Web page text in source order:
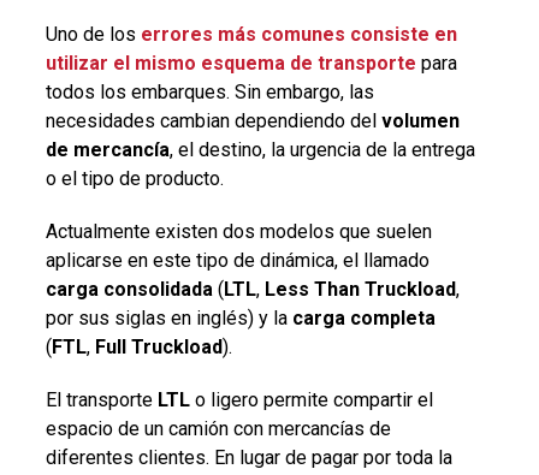
Uno de los errores más comunes consiste en
utilizar el mismo esquema de transporte para
todos los embarques. Sin embargo, las
necesidades cambian dependiendo del volumen
de mercancía, el destino, la urgencia de la entrega
o el tipo de producto.
Actualmente existen dos modelos que suelen
aplicarse en este tipo de dinámica, el llamado
carga consolidada (LTL, Less Than Truckload,
por sus siglas en inglés) y la carga completa
(FTL, Full Truckload).
El transporte LTLo ligero permite compartir el
espacio de un camión con mercancías de
diferentes clientes. En lugar de pagar por toda la